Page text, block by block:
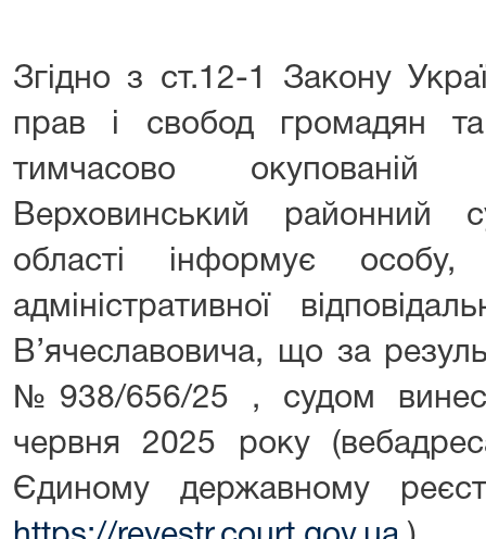
Згідно з ст.12-1 Закону
прав і свобод громадян
тимчасово окупованій
Верховинський районний
області інформує
адміністративної
В’ячеславовича, що за
№938/656/25 , судом
червня 2025 року
Єдиному державному